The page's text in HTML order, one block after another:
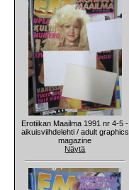
Erotiikan Maailma 1991 nr 4-5 -
aikuisviihdelehti / adult graphics
magazine
Näytä